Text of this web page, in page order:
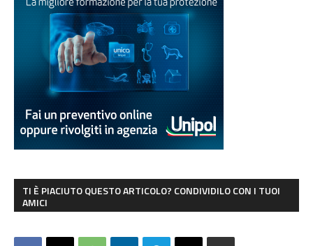
TI È PIACIUTO QUESTO ARTICOLO? CONDIVIDILO CON I TUOI
AMICI